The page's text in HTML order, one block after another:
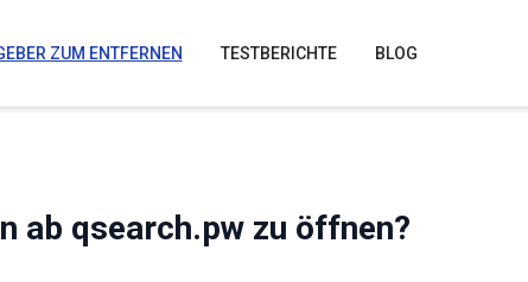
ZUM ENTFERNEN TESTBERICHTE BLOG
ab qsearch.pw zu öffnen?